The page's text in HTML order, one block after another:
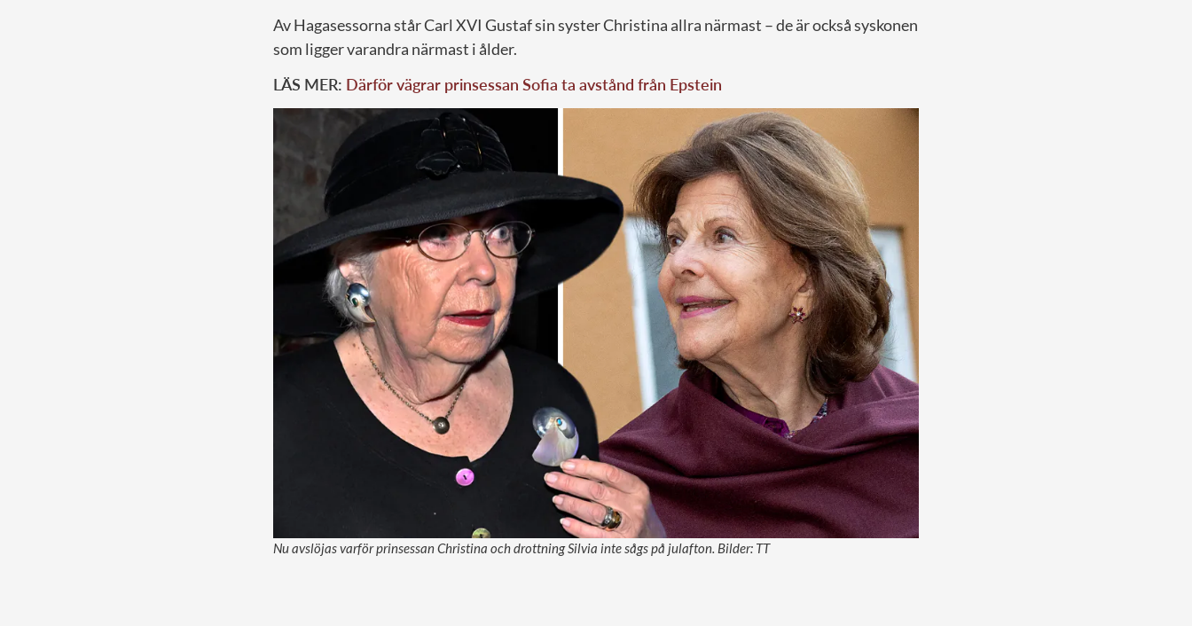
Av Hagasessorna står Carl XVI Gustaf sin syster Christina allra närmast – de är också syskonen
som ligger varandra närmast i ålder.
LÄS MER: Därför vägrar prinsessan Sofia ta avstånd från Epstein
Nu avslöjas varför prinsessan Christina och drottning Silvia inte sågs på julafton. Bilder: TT